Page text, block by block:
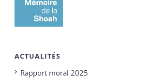
ACTUALITÉS
Rapport moral 2025